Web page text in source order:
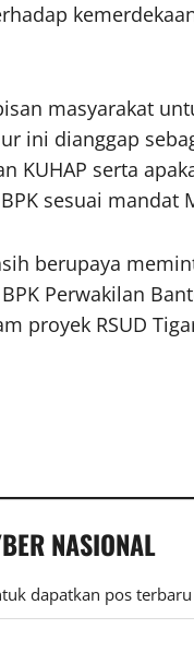
masyarakat
ini dianggap
KUHAP serta
sesuai mandat
berupaya
Perwakilan
proyek RSUD
NASIONAL
dapatkan pos